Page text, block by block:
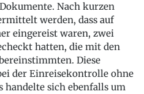
Nach kurzen
werden, dass auf
eingereist waren, zwei
hatten, die mit den
Diese
der Einreisekontrolle ohne
handelte sich ebenfalls um